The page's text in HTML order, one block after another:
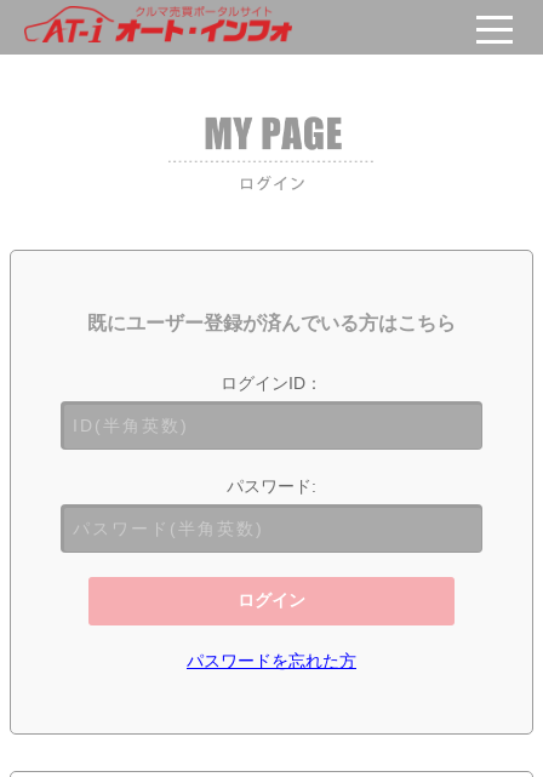
既にユーザー登録が済んでいる方はこちら
ログインID：
パスワード:
ログイン
パスワードを忘れた方